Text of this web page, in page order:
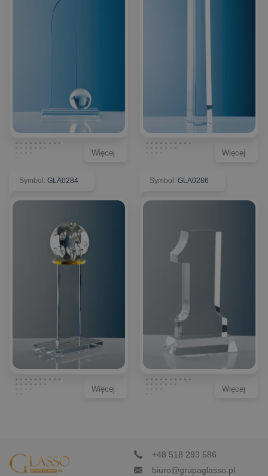
Więcej Więcej
Symbol: GLA0284
Więcej
Symbol: GLA0286
Więcej
+48 518 293 586
biuro@grupaglasso.pl